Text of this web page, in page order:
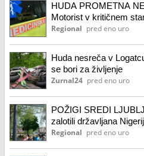
HUDA PROMETNA
Motorist v kritičnem
Regional pred eno uro
Huda nesreča v
se bori za življenje
Zurnal24 pred eno uro
POŽIGI SREDI
zalotili državljana
Regional pred eno uro